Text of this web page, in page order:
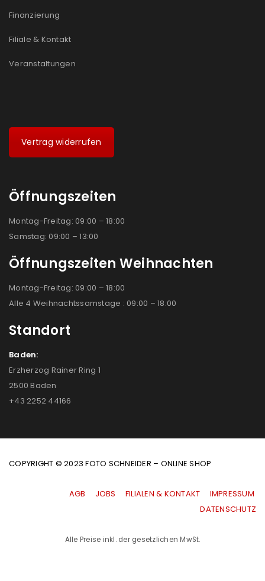
Finanzierung
Filiale & Kontakt
Veranstaltungen
Vertrag widerrufen
Öffnungszeiten
Montag-Freitag: 09:00 – 18:00
Samstag: 09:00 – 13:00
Öffnungszeiten Weihnachten
Montag-Freitag: 09:00 – 18:00
Alle 4 Weihnachtssamstage : 09:00 – 18:00
Standort
Baden:
Erzherzog Rainer Ring 1
2500 Baden
+43 2252 44166
COPYRIGHT © 2023 FOTO SCHNEIDER – ONLINE SHOP
AGB JOBS FILIALEN & KONTAKT
IMPRESSUM
|DATENSCHUTZ
Alle Preise inkl. der gesetzlichen MwSt.